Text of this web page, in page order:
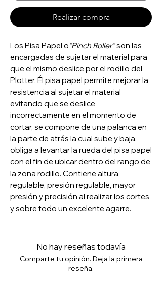
Realizar compra
Los Pisa Papel o “Pinch Roller”son las
encargadas de sujetar el material para
que el mismo deslice por el rodillo del
Plotter. Él pisa papel permite mejorar la
resistencia al sujetar el material
evitando que se deslice
incorrectamente en el momento de
cortar, se compone de una palanca en
la parte de atrás la cual sube y baja,
obliga a levantar la rueda del pisa papel
con el fin de ubicar dentro del rango de
la zona rodillo. Contiene altura
regulable, presión regulable, mayor
presión y precisión al realizar los cortes
y sobre todo un excelente agarre.
No hay reseñas todavía
Comparte tu opinión. Deja la primera
reseña.